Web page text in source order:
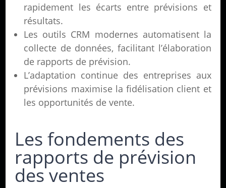
rapidement les écarts entre prévisions et
résultats.
Les outils CRM modernes automatisent la
collecte de données, facilitant l’élaboration
de rapports de prévision.
L’adaptation continue des entreprises aux
prévisions maximise la fidélisation client et
les opportunités de vente.
Les fondements des
rapports de prévision
des ventes